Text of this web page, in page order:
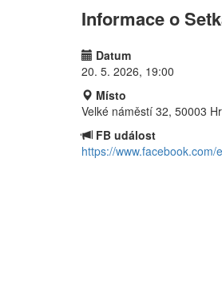
Informace o
Datum
20. 5. 2026, 19:00
Místo
Velké náměstí 32, 50003
FB událost
https://